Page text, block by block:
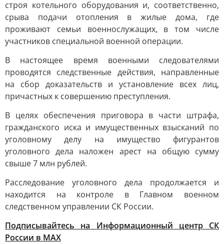
строя котельного оборудования и, соответственно,
срыва подачи отопления в жилые дома, где
проживают семьи военнослужащих, в том числе
участников специальной военной операции.
В настоящее время военными следователями
проводятся следственные действия, направленные
на сбор доказательств и установление всех лиц,
причастных к совершению преступления.
В целях обеспечения приговора в части штрафа,
гражданского иска и имущественных взысканий по
уголовному делу на имущество фигурантов
уголовного дела наложен арест на общую сумму
свыше 7 млн рублей.
Расследование уголовного дела продолжается и
находится на контроле в Главном военном
следственном управлении СК России.
Подписывайтесь на Информационный центр СК
России в MAХ